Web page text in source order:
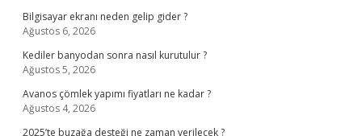
Bilgisayar ekranı neden gelip gider ?
Ağustos 6, 2026
Kediler banyodan sonra nasıl kurutulur ?
Ağustos 5, 2026
Avanos çömlek yapımı fiyatları ne kadar ?
Ağustos 4, 2026
2025’te buzağa desteği ne zaman verilecek ?